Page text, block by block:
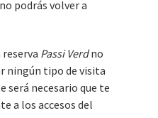
podrás volver a
Passi Verdno
ningún tipo de visita
será necesario que te
a los accesos del